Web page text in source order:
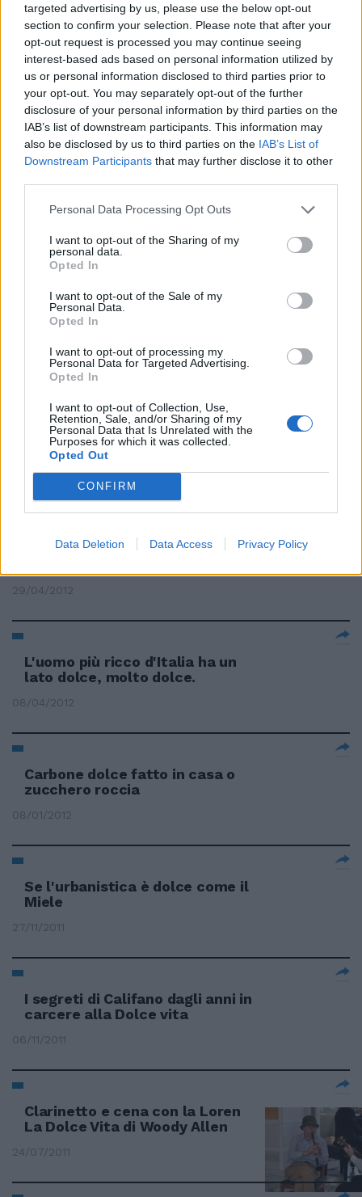
targeted advertising by us, please use the below opt-out
section to confirm your selection. Please note that after your
opt-out request is processed you may continue seeing
interest-based ads based on personal information utilized by
us or personal information disclosed to third parties prior to
your opt-out. You may separately opt-out of the further
disclosure of your personal information by third parties on the
IAB’s list of downstream participants. This information may
also be disclosed by us to third parties on the IAB’s List of
Downstream Participants that may further disclose it to other
Personal Data Processing Opt Outs
I want to opt-out of the Sharing of my
personal data.
Opted In
I want to opt-out of the Sale of my
Personal Data.
Opted In
I want to opt-out of processing my
Personal Data for Targeted Advertising.
Opted In
I want to opt-out of Collection, Use,
Retention, Sale, and/or Sharing of my
Personal Data that Is Unrelated with the
Purposes for which it was collected.
Opted Out
CONFIRM
Data Deletion Data Access Privacy Policy
17/06/2012
Effetto disgelo Fontana di Trevi
perde foglie d'alloro
17/06/2012
Cocktail fatale: il duro
27/05/2012
Oggi l'ultimo saluto alla dolce
27/05/2012
Melissa: il suo dolce sorriso non
morirà
20/05/2012
«Belli e ben fatti»: la dolce vita
29/04/2012
L'uomo più ricco d'Italia ha un
lato dolce, molto dolce.
08/04/2012
Carbone dolce fatto in casa o
zucchero roccia
08/01/2012
Se l'urbanistica è dolce come il
Miele
27/11/2011
I segreti di Califano dagli anni in
carcere alla Dolce vita
06/11/2011
Clarinetto e cena con la Loren
La Dolce Vita di Woody Allen
24/07/2011